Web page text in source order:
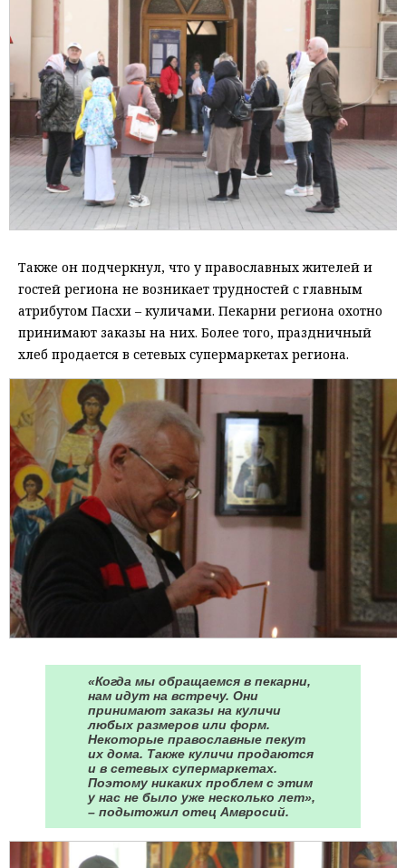
Также он подчеркнул, что у православных жителей и
гостей региона не возникает трудностей с главным
атрибутом Пасхи – куличами. Пекарни региона охотно
принимают заказы на них. Более того, праздничный
хлеб продается в сетевых супермаркетах региона.
«Когда мы обращаемся в пекарни,
нам идут на встречу. Они
принимают заказы на куличи
любых размеров или форм.
Некоторые православные пекут
их дома. Также куличи продаются
и в сетевых супермаркетах.
Поэтому никаких проблем с этим
у нас не было уже несколько лет»,
– подытожил отец Амвросий.